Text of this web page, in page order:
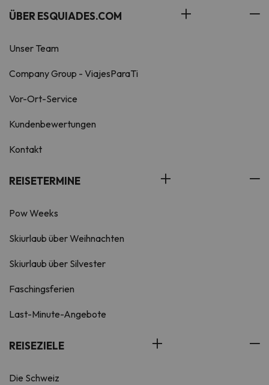
ÜBER ESQUIADES.COM
Unser Team
Company Group - ViajesParaTi
Vor-Ort-Service
Kundenbewertungen
Kontakt
REISETERMINE
Pow Weeks
Skiurlaub über Weihnachten
Skiurlaub über Silvester
Faschingsferien
Last-Minute-Angebote
REISEZIELE
Die Schweiz